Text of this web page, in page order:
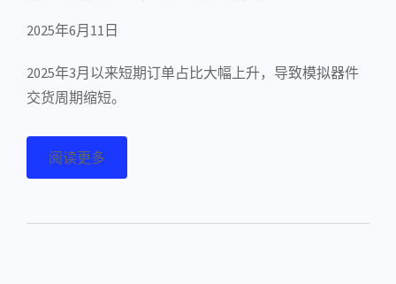
2025年6月11日
2025年3月以来短期订单占比大幅上升，导致模拟器件
交货周期缩短。
阅读更多